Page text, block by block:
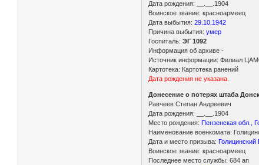
Дата рождения: __.__.1904
Воинское звание: красноармеец
Дата выбытия:29.10.1942
Причина выбытия: умер
Госпиталь:ЭГ 1092
Информация об архиве -
Источник информации: Филиал
Картотека: Картотека ранений
Дата рождения не указана.
Донесение о потерях штаба
Равчеев Степан Андреевич
Дата рождения: __.__.1904
Место рождения:Пензенская обл.,
Наименование военкомата:
Дата и место призыва:
Воинское звание: красноармеец
Последнее место службы: 684 ап